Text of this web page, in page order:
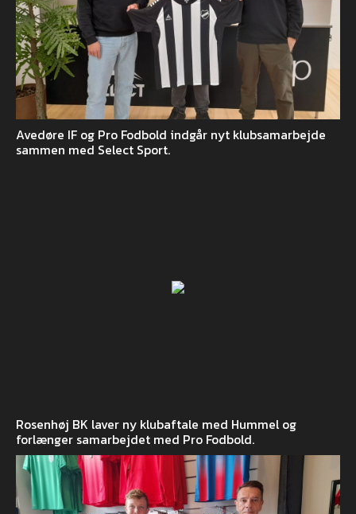
Avedøre IF og Pro Fodbold indgår nyt klubsamarbejde
sammen med Select Sport.
Rosenhøj BK laver ny klubaftale med Hummel og
forlænger samarbejdet med Pro Fodbold.